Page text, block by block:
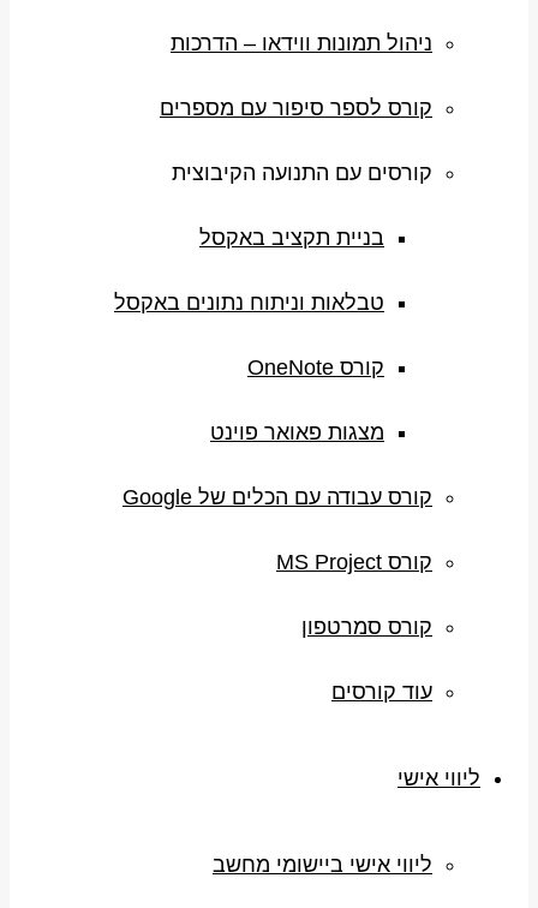
ניהול תמונות ווידאו – הדרכות
קורס לספר סיפור עם מספרים
קורסים עם התנועה הקיבוצית
בניית תקציב באקסל
טבלאות וניתוח נתונים באקסל
קורס OneNote
מצגות פאואר פוינט
קורס עבודה עם הכלים של Google
קורס MS Project
קורס סמרטפון
עוד קורסים
ליווי אישי
ליווי אישי ביישומי מחשב